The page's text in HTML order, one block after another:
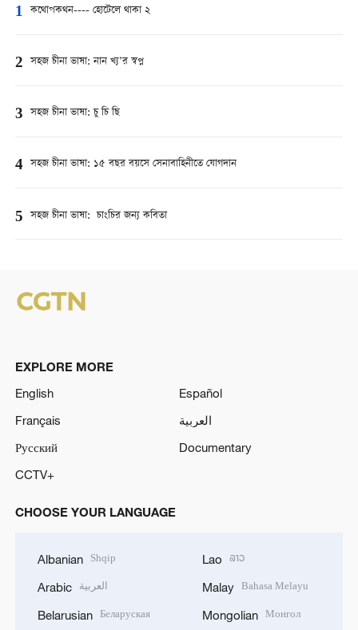
1 কথোপকথন---- হোটেলে থাকা ২
2 সহজ চীনা ভাষা: নান খ্য’র স্বপ্ন
3 সহজ চীনা ভাষা: চু চি ছি
4 সহজ চীনা ভাষা: ১৫ বছর বয়সে সেনাবাহিনীতে যোগদান
5 সহজ চীনা ভাষা: চাংচির জন্য কবিতা
EXPLORE MORE
English
Español
Français
العربية
Русский
Documentary
CCTV+
CHOOSE YOUR LANGUAGE
Albanian Shqip
Arabic العربية
Belarusian Беларуская
Lao ລາວ
Malay Bahasa Melayu
Mongolian Монгол